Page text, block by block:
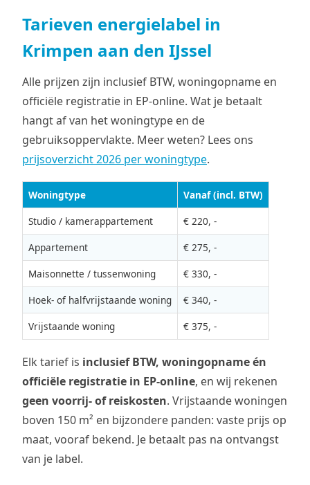
Tarieven energielabel in
Krimpen aan den IJssel
Alle prijzen zijn inclusief BTW, woningopname en
officiële registratie in EP-online. Wat je betaalt
hangt af van het woningtype en de
gebruiksoppervlakte. Meer weten? Lees ons
prijsoverzicht 2026 per woningtype.
Woningtype
Vanaf (incl. BTW)
Studio / kamerappartement
€ 220, -
Appartement
€ 275, -
Maisonnette / tussenwoning
€ 330, -
Hoek- of halfvrijstaande woning
€ 340, -
Vrijstaande woning
€ 375, -
Elk tarief is inclusief BTW, woningopname én
officiële registratie in EP-online, en wij rekenen
geen voorrij- of reiskosten. Vrijstaande woningen
boven 150 m² en bijzondere panden: vaste prijs op
maat, vooraf bekend. Je betaalt pas na ontvangst
van je label.